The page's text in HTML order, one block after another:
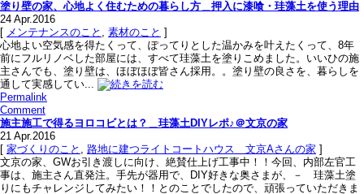
塗り壁の家、心地よく住むための暮らし方＿押入に漆喰・珪藻土を使う理由
24 Apr.2016
[ メンテナンスのこと , 素材のこと ]
心地よい空気感を得たくって、ぽってりとした温かみを叶えたくって、8年
前にフルリノベした部屋には、すべて珪藻土を塗りこめました。いいひの施
主さんでも、塗り壁は、ほぼほぼ皆さん採用。。塗り壁の良さを、暮らしを
通して実感してい...
Permalink
Comment
施主施工で得るヨロコビとは？＿珪藻土DIYレポ♪＠文京の家
21 Apr.2016
[ 家づくりのこと , 路地に建つライトコートハウス＿文京Aさんの家 ]
文京の家、GWお引き渡しに向け、絶賛仕上げ工事中！！今回、内部左官工
事は、施主さん直発注。手先が器用で、DIY好きな奥さまが、－ 珪藻土塗
りにもチャレンジしてみたい！！とのことでしたので、頑張っていただきま